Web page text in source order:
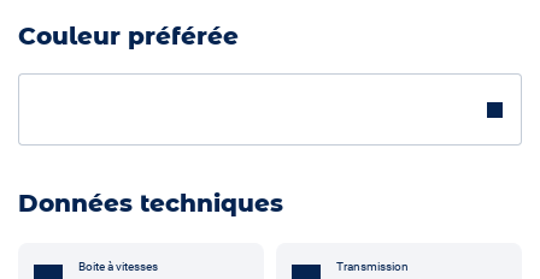
Couleur préférée
Données techniques
Boite à vitesses Transmission